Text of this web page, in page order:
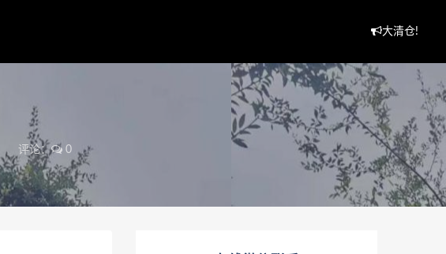
大清仓!
评论： 0